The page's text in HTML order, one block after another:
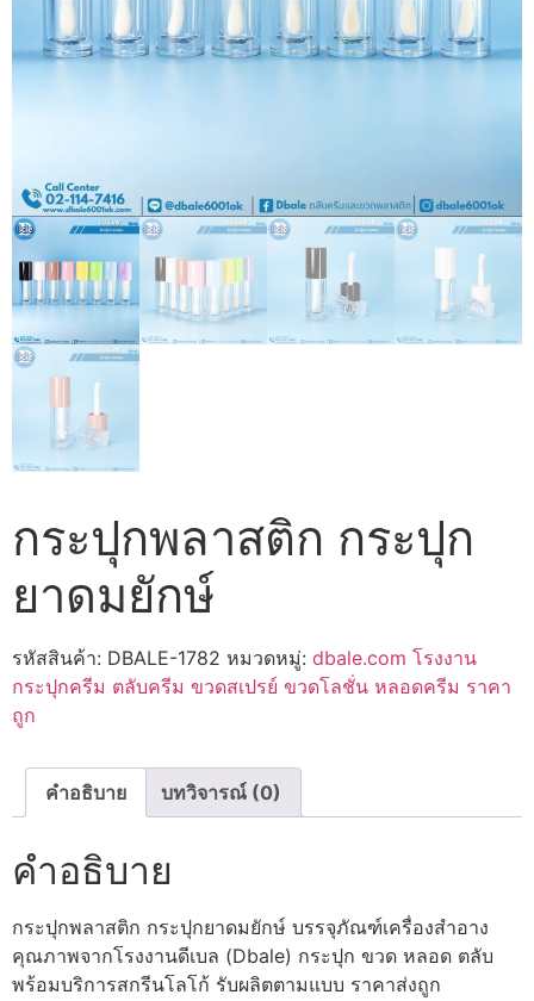
กระปุกพลาสติก กระปุก
ยาดมยักษ์
รหัสสินค้า: DBALE-1782 หมวดหมู่: dbale.com โรงงาน
กระปุกครีม ตลับครีม ขวดสเปรย์ ขวดโลชั่น หลอดครีม ราคา
ถูก
คำอธิบาย บทวิจารณ์ (0)
คำอธิบาย
กระปุกพลาสติก กระปุกยาดมยักษ์ บรรจุภัณฑ์เครื่องสำอาง
คุณภาพจากโรงงานดีเบล (Dbale) กระปุก ขวด หลอด ตลับ
พร้อมบริการสกรีนโลโก้ รับผลิตตามแบบ ราคาส่งถูก